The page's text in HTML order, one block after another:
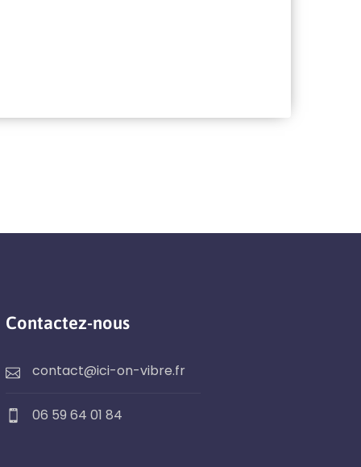
Contactez-nous
contact@ici-on-vibre.fr
06 59 64 01 84